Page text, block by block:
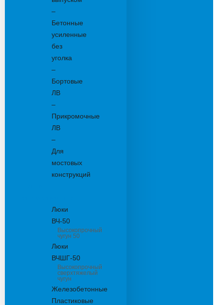
–
Бетонные
усиленные
без
уголка
–
Бортовые
ЛВ
–
Прикромочные
ЛВ
–
Для
мостовых
конструкций
Люки
ВЧ-50
Высокопрочный
чугун 50
Люки
ВЧШГ-50
Высокопрочный
сверхтяжелый
чугун
Железобетонные
Пластиковые